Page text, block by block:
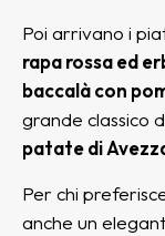
Poi arrivano i
rapa rossa ed
baccalà con
grande classico
patate di
Per chi
anche un